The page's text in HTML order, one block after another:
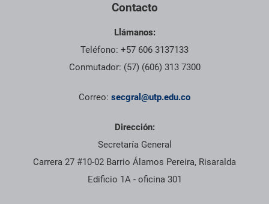
Contacto
Llámanos:
Teléfono: +57 606 3137133
Conmutador: (57) (606) 313 7300
Correo: secgral@utp.edu.co
Dirección:
Secretaría General
Carrera 27 #10-02 Barrio Álamos Pereira, Risaralda
Edificio 1A - oficina 301